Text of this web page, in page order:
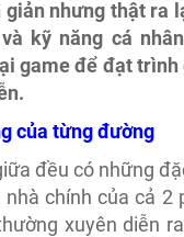
nhưng thật ra
kỹ năng cá
game để đạt
của từng đường
đều có những
chính của cả 2
xuyên diễn